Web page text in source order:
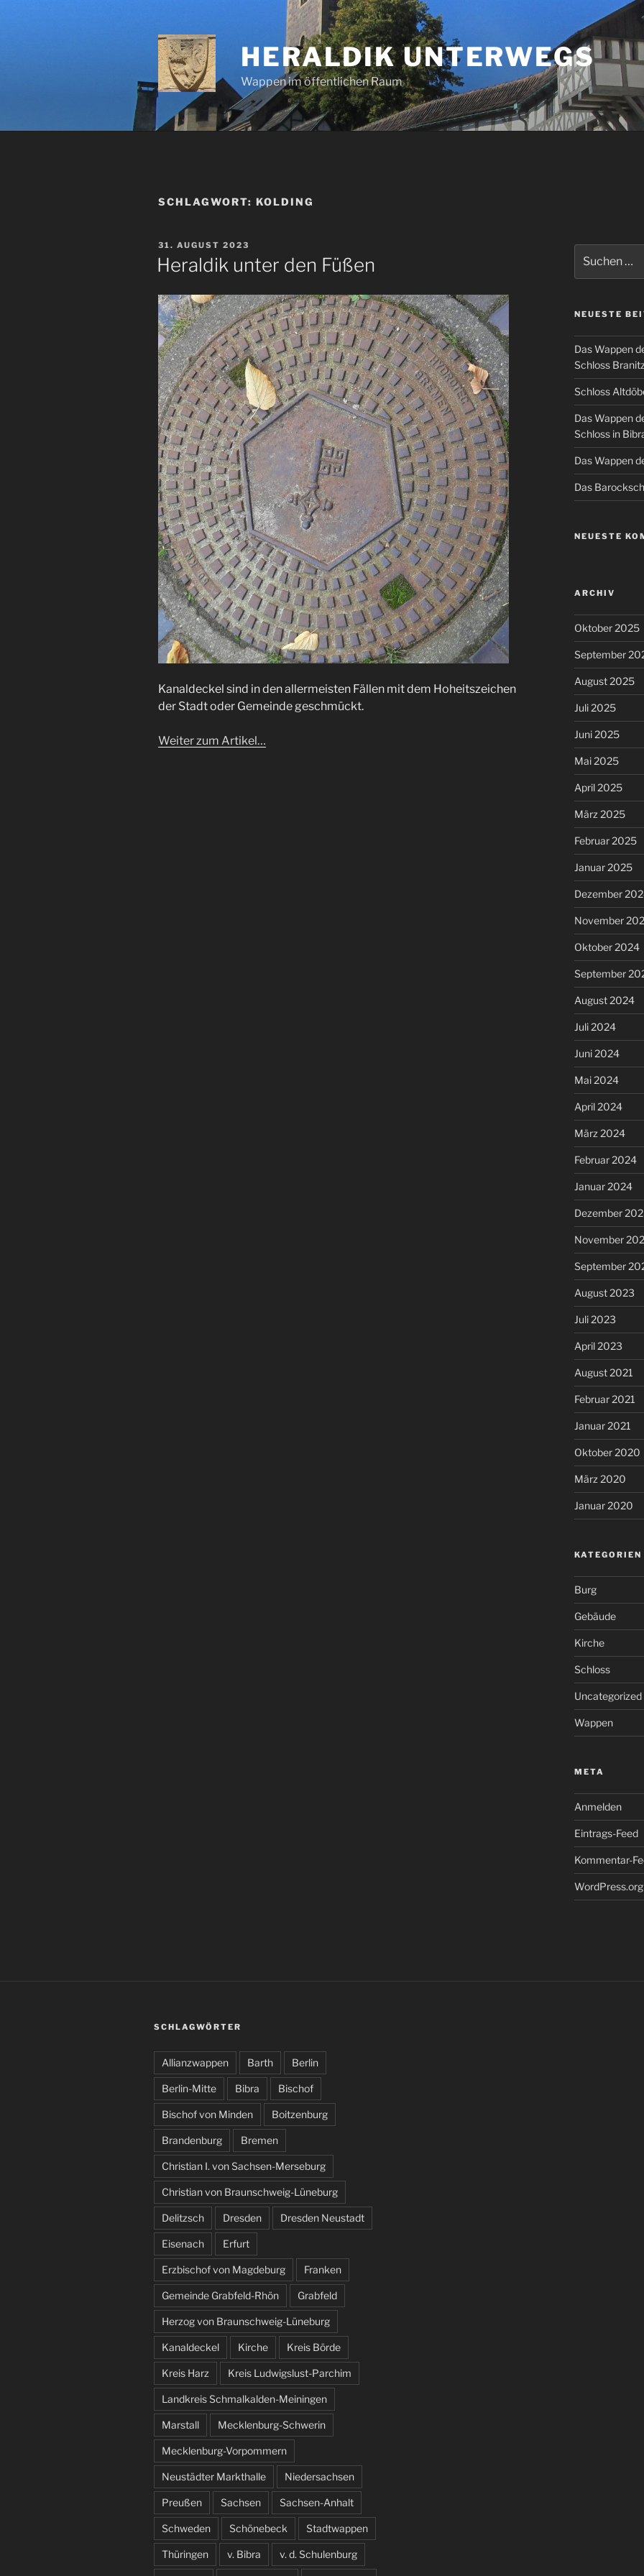
HERALDIK UNTERWEGS
Wappen im öffentlichen Raum
SCHLAGWORT: KOLDING
VERÖFFENTLICHT
AM
31. AUGUST 2023
Heraldik unter den Füßen
Kanaldeckel sind in den allermeisten Fällen mit dem Hoheitszeichen
der Stadt oder Gemeinde geschmückt.
Weiter zum Artikel…
nach:
NEUESTE
Das Wappen
Schloss
Schloss
Das Wappen
Schloss in
Das Wappen
Das
NEUESTE
ARCHIV
Oktober 2025
September
August 2025
Juli 2025
Juni 2025
Mai 2025
April 2025
März 2025
Februar 2025
Januar 2025
Dezember
November
Oktober 2024
September
August 2024
Juli 2024
Juni 2024
Mai 2024
April 2024
März 2024
Februar 2024
Januar 2024
Dezember
November
September
August 2023
Juli 2023
April 2023
August 2021
Februar 2021
Januar 2021
Oktober 2020
März 2020
Januar 2020
KATEGORIEN
Burg
Gebäude
Kirche
Schloss
Uncategorized
Wappen
META
Anmelden
Eintrags-Feed
Kommentar-
WordPress.org
SCHLAGWÖRTER
Allianzwappen Barth Berlin
Berlin-Mitte Bibra Bischof
Bischof von Minden Boitzenburg
Brandenburg Bremen
Christian I. von Sachsen-Merseburg
Christian von Braunschweig-Lüneburg
Delitzsch Dresden Dresden Neustadt
Eisenach Erfurt
Erzbischof von Magdeburg Franken
Gemeinde Grabfeld-Rhön Grabfeld
Herzog von Braunschweig-Lüneburg
Kanaldeckel Kirche Kreis Börde
Kreis Harz Kreis Ludwigslust-Parchim
Landkreis Schmalkalden-Meiningen
Marstall Mecklenburg-Schwerin
Mecklenburg-Vorpommern
Neustädter Markthalle Niedersachsen
Preußen Sachsen Sachsen-Anhalt
Schweden Schönebeck Stadtwappen
Thüringen v. Bibra v. d. Schulenburg